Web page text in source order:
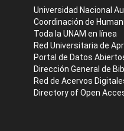
Universidad Nacional
Coordinación de
Toda la UNAM en línea
Red Universitaria de
Portal de Datos
Dirección General de
Red de Acervos
Directory of Open